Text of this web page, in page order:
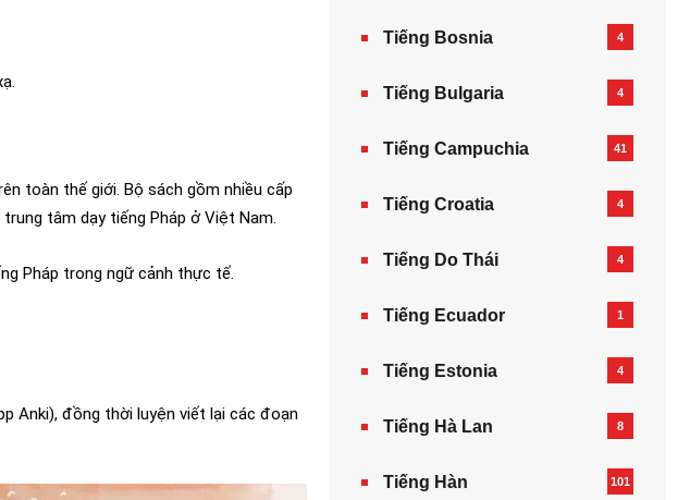
toàn thế giới. Bộ sách gồm nhiều cấp
tâm dạy tiếng Pháp ở Việt Nam.
Pháp trong ngữ cảnh thực tế.
Anki), đồng thời luyện viết lại các đoạn
Tiếng Bosnia 4
Tiếng Bulgaria 4
Tiếng Campuchia 41
Tiếng Croatia 4
Tiếng Do Thái 4
Tiếng Ecuador 1
Tiếng Estonia 4
Tiếng Hà Lan 8
Tiếng Hàn 101